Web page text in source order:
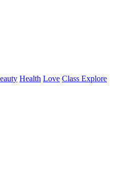
Health Love Class Explore